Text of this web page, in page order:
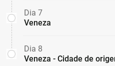
Dia 7
Veneza
Dia 8
Veneza - Cidade de